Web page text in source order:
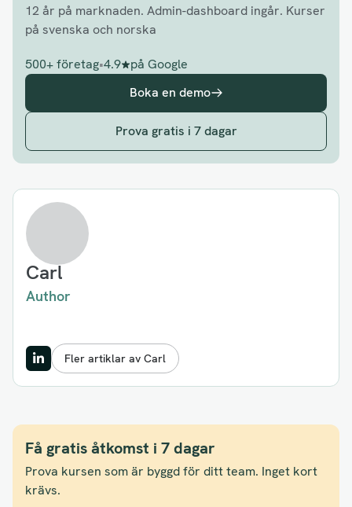
12 år på marknaden. Admin-dashboard ingår. Kurser
på svenska och norska
500+ företag•4.9
på Google
Boka en demo
Prova gratis i 7 dagar
Carl
Author
Fler artiklar av Carl
Få gratis åtkomst i 7 dagar
Prova kursen som är byggd för ditt team. Inget kort
krävs.